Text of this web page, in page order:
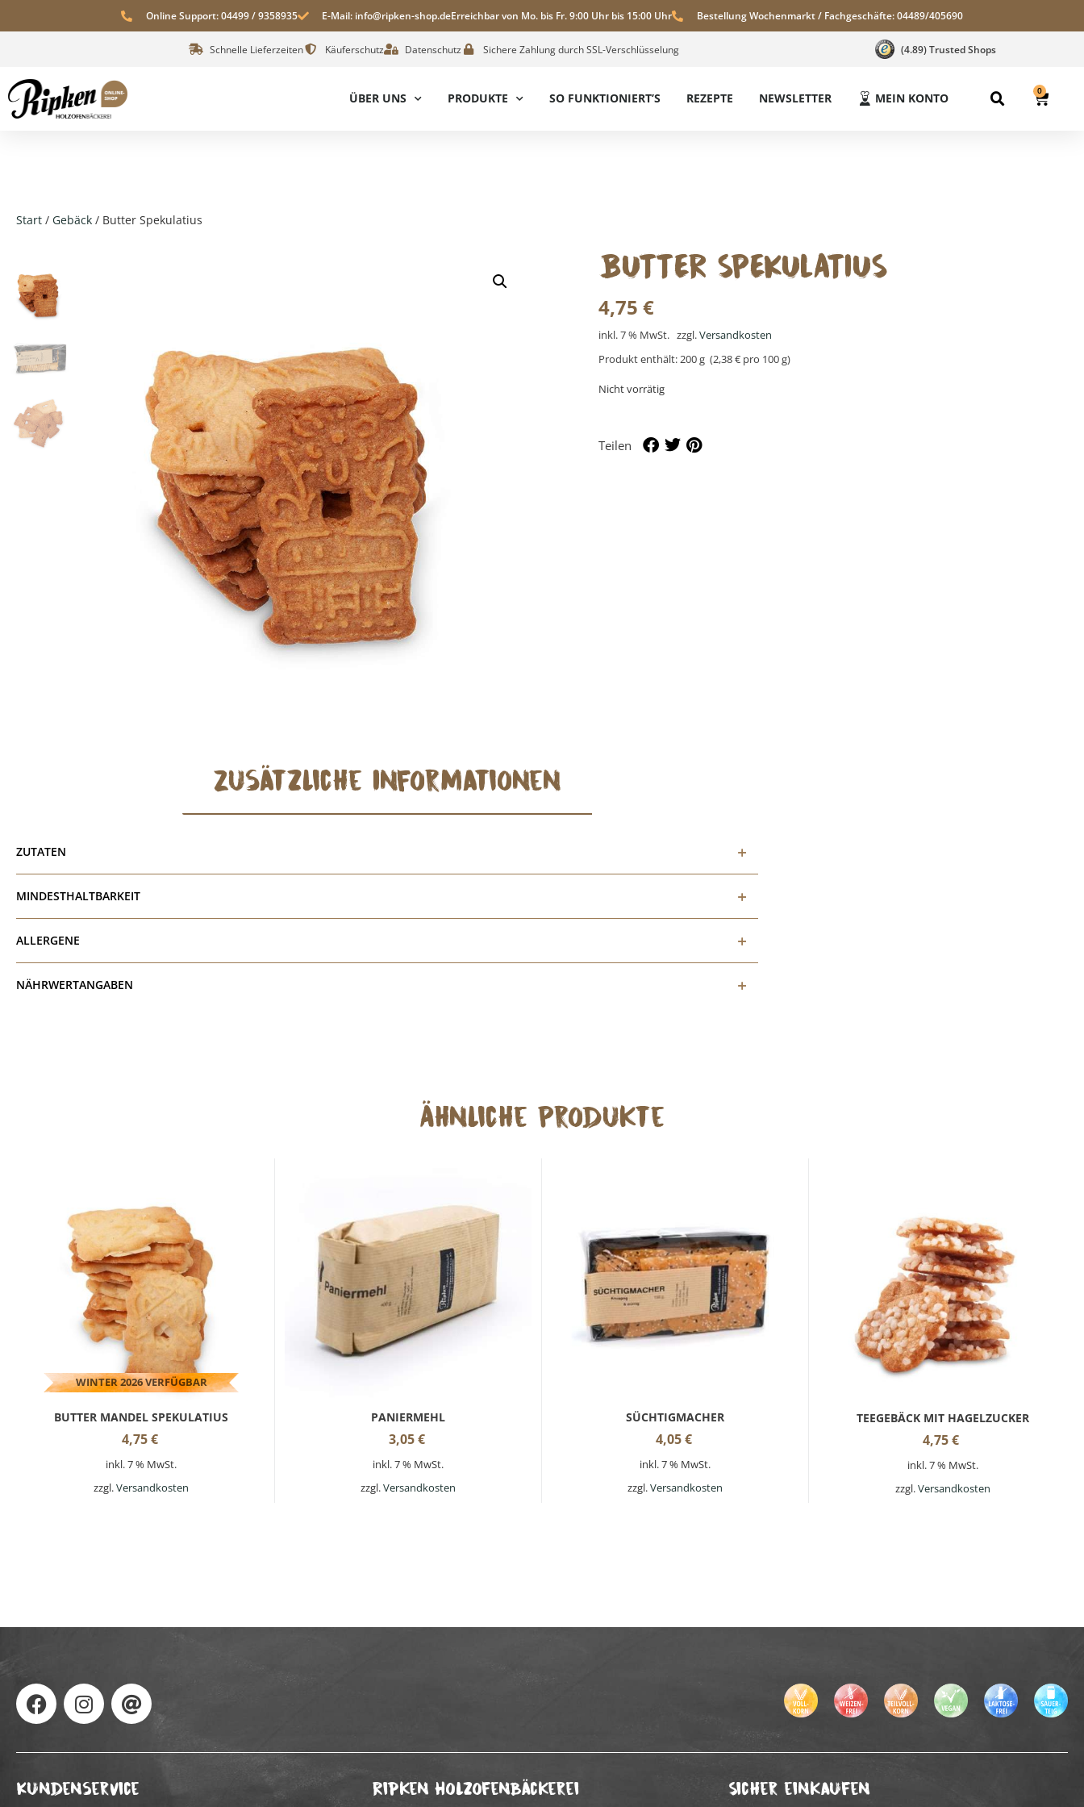
Online Support: 04499 / 9358935 E-Mail: info@ripken-shop.deErreichbar von Mo. bis Fr. 9:00 Uhr bis 15:00 Uhr Bestellung Wochenmarkt / Fachgeschäfte: 04489/405690
Schnelle Lieferzeiten Käuferschutz Datenschutz Sichere Zahlung durch SSL-Verschlüsselung (4.89) Trusted Shops
ÜBER UNS PRODUKTE SO FUNKTIONIERT’S REZEPTE NEWSLETTER MEIN KONTO 0
Start / Gebäck / Butter Spekulatius
BUTTER SPEKULATIUS
4,75 €
inkl. 7 % MwSt. zzgl.Versandkosten
Produkt enthält: 200g (2,38€ pro 100 g)
Nicht vorrätig
Teilen
Zusätzliche Informationen
ZUTATEN
MINDESTHALTBARKEIT
ALLERGENE
NÄHRWERTANGABEN
Ähnliche Produkte
WINTER 2026 VERFÜGBAR
BUTTER MANDEL SPEKULATIUS
4,75€
inkl. 7 % MwSt.
zzgl.Versandkosten
PANIERMEHL
3,05€
inkl. 7 % MwSt.
zzgl.Versandkosten
SÜCHTIGMACHER
4,05€
inkl. 7 % MwSt.
zzgl.Versandkosten
TEEGEBÄCK MIT HAGELZUCKER
4,75€
inkl. 7 % MwSt.
zzgl.Versandkosten
Kundenservice Ripken Holzofenbäckerei Sicher einkaufen